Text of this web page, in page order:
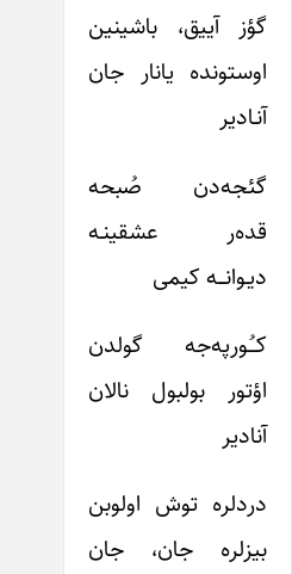
گؤز آییق، باشینین
اوستونده یانار جان
آنـادیر
گئجه‌دن صُبحه
قده‌ر عشقینـه
دیـوانـــه کیمی
کـُورپه‌جه گولدن
اؤتور بولبول نالان
آنادیر
دردلره توش اولوبن
بیزلره جان، جان